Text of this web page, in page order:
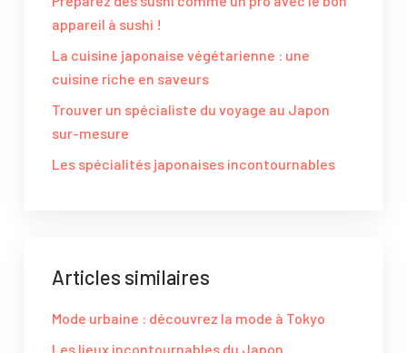
appareil à sushi !
La cuisine japonaise végétarienne : une
cuisine riche en saveurs
Trouver un spécialiste du voyage au Japon
sur-mesure
Les spécialités japonaises incontournables
Articles similaires
Mode urbaine : découvrez la mode à Tokyo
Les lieux incontournables du Japon